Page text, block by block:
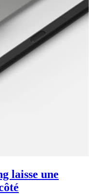
laisse une